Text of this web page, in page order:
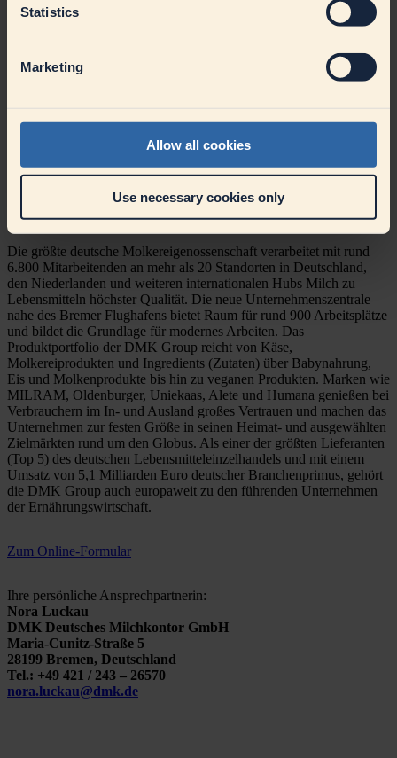
Statistics
Marketing
Allow all cookies
Use necessary cookies only
30 Tagen Urlaub + 6 Ausgleichstage sowie 3 freie Tage für
Hansefit Mitgliedschaft.
Vielfältige Fortbildungsmöglichkeiten – individuell und
Freuen Sie sich auf eine Unternehmenskultur, in der Sie als Mensch
zählen. Konkret heißt das: Wir legen großen Wert auf einen offenen
ob Sie alle Anforderungen erfüllen? Lassen Sie uns gemeinsam
herausfinden, ob wir zueinander passen. Wir freuen uns auf Ihre
Bewerbung! Bewerbungen von schwerbehinderten/gleichgestellten
Menschen begrüßen wir ausdrücklich.
Die größte deutsche Molkereigenossenschaft verarbeitet mit rund
6.800 Mitarbeitenden an mehr als 20 Standorten in Deutschland,
den Niederlanden und weiteren internationalen Hubs Milch zu
Lebensmitteln höchster Qualität. Die neue Unternehmenszentrale
nahe des Bremer Flughafens bietet Raum für rund 900 Arbeitsplätze
und bildet die Grundlage für modernes Arbeiten. Das
Produktportfolio der DMK Group reicht von Käse,
Molkereiprodukten und Ingredients (Zutaten) über Babynahrung,
Eis und Molkenprodukte bis hin zu veganen Produkten. Marken wie
MILRAM, Oldenburger, Uniekaas, Alete und Humana genießen bei
Verbrauchern im In- und Ausland großes Vertrauen und machen das
Unternehmen zur festen Größe in seinen Heimat- und ausgewählten
Zielmärkten rund um den Globus. Als einer der größten Lieferanten
(Top 5) des deutschen Lebensmitteleinzelhandels und mit einem
Umsatz von 5,1 Milliarden Euro deutscher Branchenprimus, gehört
die DMK Group auch europaweit zu den führenden Unternehmen
der Ernährungswirtschaft.
Zum Online-Formular
Ihre persönliche Ansprechpartnerin:
Nora Luckau
DMK Deutsches Milchkontor GmbH
Maria-Cunitz-Straße 5
28199 Bremen, Deutschland
Tel.: +49 421 / 243 – 26570
nora.luckau@dmk.de